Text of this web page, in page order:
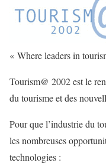
« Where leaders in
Tourism@ 2002 est le
du tourisme et des
Pour que l’industrie du
les nombreuses
technologies :